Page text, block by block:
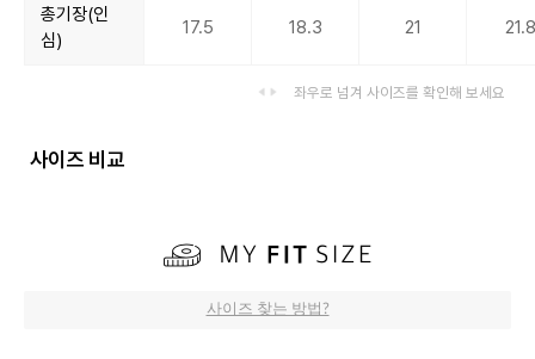
총기장(인
심)
17.5 18.3 21 21.8
좌우로 넘겨 사이즈를 확인해 보세요
사이즈 비교